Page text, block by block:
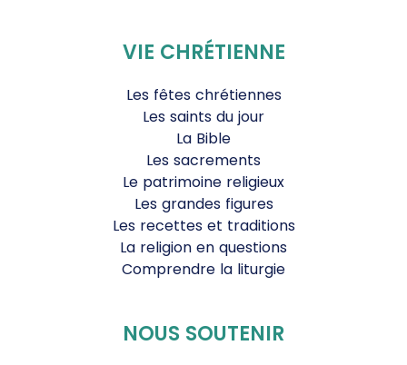
VIE CHRÉTIENNE
Les fêtes chrétiennes
Les saints du jour
La Bible
Les sacrements
Le patrimoine religieux
Les grandes figures
Les recettes et traditions
La religion en questions
Comprendre la liturgie
NOUS SOUTENIR